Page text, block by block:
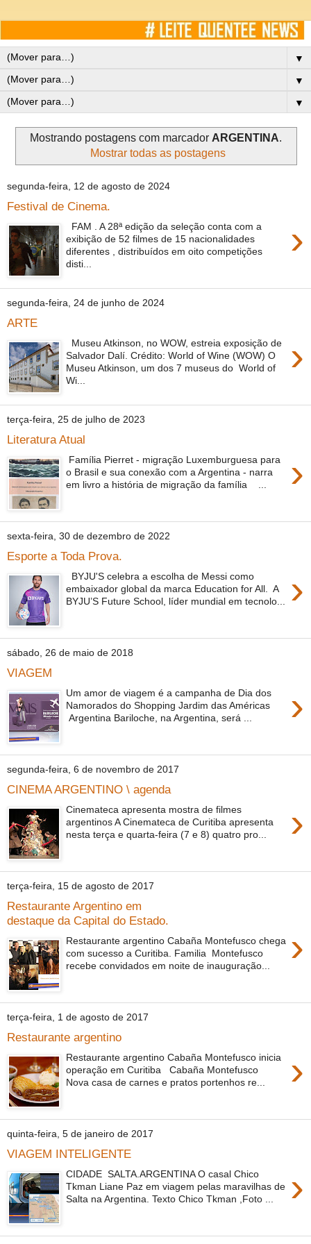
▼
▼
▼
Mostrando postagens com marcador ARGENTINA.
Mostrar todas as postagens
segunda-feira, 12 de agosto de 2024
Festival de Cinema.
›
FAM . A 28ª edição da seleção conta com a
exibição de 52 filmes de 15 nacionalidades
diferentes , distribuídos em oito competições
disti...
segunda-feira, 24 de junho de 2024
ARTE
›
Museu Atkinson, no WOW, estreia exposição de
Salvador Dalí. Crédito: World of Wine (WOW) O
Museu Atkinson, um dos 7 museus do World of
Wi...
terça-feira, 25 de julho de 2023
Literatura Atual
›
Família Pierret - migração Luxemburguesa para
o Brasil e sua conexão com a Argentina - narra
em livro a história de migração da família ...
sexta-feira, 30 de dezembro de 2022
Esporte a Toda Prova.
›
BYJU'S celebra a escolha de Messi como
embaixador global da marca Education for All. A
BYJU’S Future School, líder mundial em tecnolo...
sábado, 26 de maio de 2018
VIAGEM
›
Um amor de viagem é a campanha de Dia dos
Namorados do Shopping Jardim das Américas
Argentina Bariloche, na Argentina, será ...
segunda-feira, 6 de novembro de 2017
CINEMA ARGENTINO \ agenda
›
Cinemateca apresenta mostra de filmes
argentinos A Cinemateca de Curitiba apresenta
nesta terça e quarta-feira (7 e 8) quatro pro...
terça-feira, 15 de agosto de 2017
Restaurante Argentino em
destaque da Capital do Estado.
›
Restaurante argentino Cabaña Montefusco chega
com sucesso a Curitiba. Familia Montefusco
recebe convidados em noite de inauguração...
terça-feira, 1 de agosto de 2017
Restaurante argentino
›
Restaurante argentino Cabaña Montefusco inicia
operação em Cu­ritiba Cabaña Montefusco
Nova casa de carnes e pratos portenhos re...
quinta-feira, 5 de janeiro de 2017
VIAGEM INTELIGENTE
›
CIDADE SALTA.ARGENTINA O casal Chico
Tkman Liane Paz em viagem pelas maravilhas de
Salta na Argentina. Texto Chico Tkman ,Foto ...